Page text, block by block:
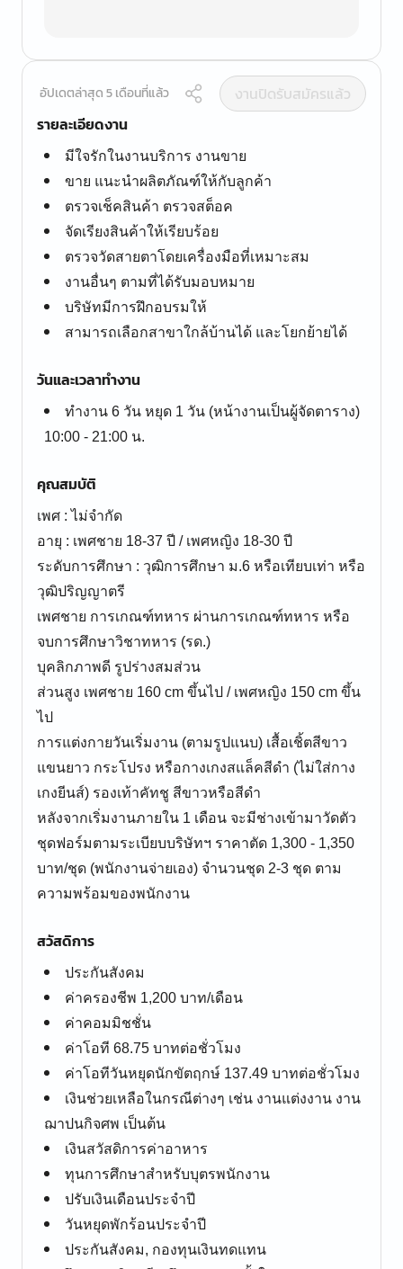
อัปเดตล่าสุด 5 เดือนที่แล้ว
งานปิดรับสมัครแล้ว
รายละเอียดงาน
มีใจรักในงานบริการ งานขาย
ขาย แนะนำผลิตภัณฑ์ให้กับลูกค้า
ตรวจเช็คสินค้า ตรวจสต็อค
จัดเรียงสินค้าให้เรียบร้อย
ตรวจวัดสายตาโดยเครื่องมือที่เหมาะสม
งานอื่นๆ ตามที่ได้รับมอบหมาย
บริษัทมีการฝึกอบรมให้
สามารถเลือกสาขาใกล้บ้านได้ และโยกย้ายได้
วันและเวลาทำงาน
ทำงาน 6 วัน หยุด 1 วัน (หน้างานเป็นผู้จัดตาราง)
10:00 - 21:00 น.
คุณสมบัติ
เพศ : ไม่จำกัด
อายุ : เพศชาย 18-37 ปี / เพศหญิง 18-30 ปี
ระดับการศึกษา : วุฒิการศึกษา ม.6 หรือเทียบเท่า หรือ
วุฒิปริญญาตรี
เพศชาย การเกณฑ์ทหาร ผ่านการเกณฑ์ทหาร หรือ
จบการศึกษาวิชาทหาร (รด.)
บุคลิกภาพดี รูปร่างสมส่วน
ส่วนสูง เพศชาย 160 cm ขึ้นไป / เพศหญิง 150 cm ขึ้น
ไป
การแต่งกายวันเริ่มงาน (ตามรูปแนบ) เสื้อเชิ้ตสีขาว
แขนยาว กระโปรง หรือกางเกงสแล็คสีดำ (ไม่ใส่กาง
เกงยีนส์) รองเท้าคัทชู สีขาวหรือสีดำ
หลังจากเริ่มงานภายใน 1 เดือน จะมีช่างเข้ามาวัดตัว
ชุดฟอร์มตามระเบียบบริษัทฯ ราคาตัด 1,300 - 1,350
บาท/ชุด (พนักงานจ่ายเอง) จำนวนชุด 2-3 ชุด ตาม
ความพร้อมของพนักงาน
สวัสดิการ
ประกันสังคม
ค่าครองชีพ 1,200 บาท/เดือน
ค่าคอมมิชชั่น
ค่าโอที 68.75 บาทต่อชั่วโมง
ค่าโอทีวันหยุดนักขัตฤกษ์ 137.49 บาทต่อชั่วโมง
เงินช่วยเหลือในกรณีต่างๆ เช่น งานแต่งงาน งาน
ฌาปนกิจศพ เป็นต้น
เงินสวัสดิการค่าอาหาร
ทุนการศึกษาสำหรับบุตรพนักงาน
ปรับเงินเดือนประจำปี
วันหยุดพักร้อนประจำปี
ประกันสังคม, กองทุนเงินทดแทน